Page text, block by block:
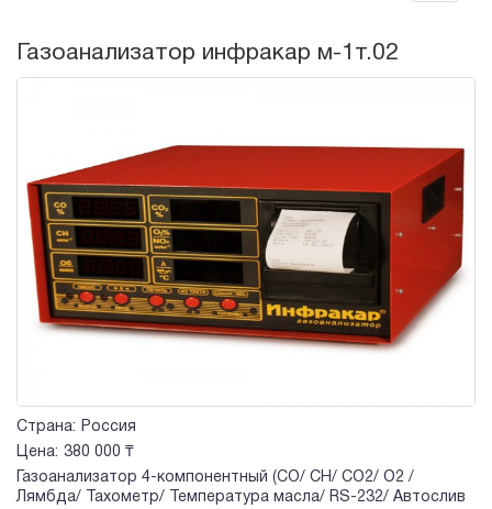
Газоанализатор инфракар м-1т.02
Страна:
Россия
Цена: 380 000 ₸
Газоанализатор 4-компонентный (CO/ CH/ СО2/ О2 /
Лямбда/ Тахометр/ Температура масла/ RS-232/ Автослив